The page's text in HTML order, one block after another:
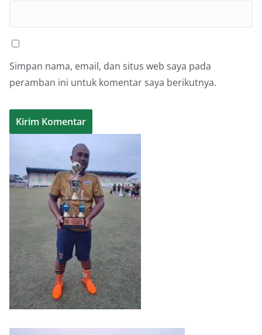
Simpan nama, email, dan situs web saya pada
peramban ini untuk komentar saya berikutnya.